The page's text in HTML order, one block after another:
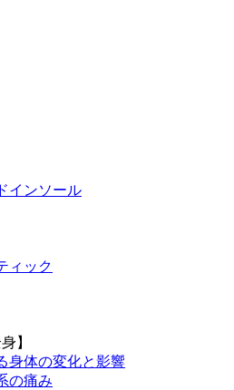
インソール
ィック
】
身体の変化と影響
の痛み